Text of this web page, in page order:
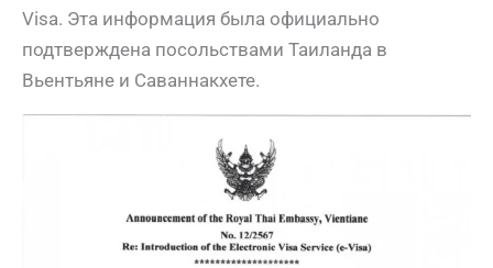
Visa. Эта информация была официально
подтверждена посольствами Таиланда в
Вьентьяне и Саваннакхете.